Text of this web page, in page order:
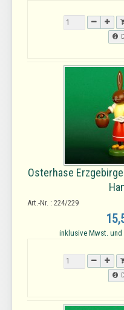
Osterhase
Art.-Nr. : 224/229
inklusive Mwst. und